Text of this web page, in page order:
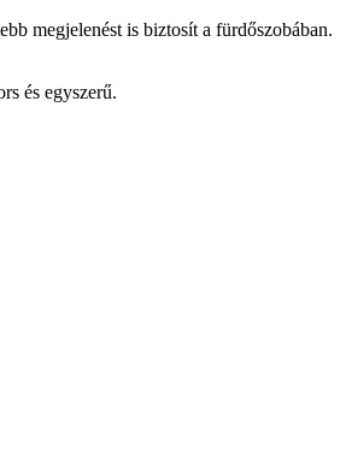
megjelenést is biztosít a fürdőszobában.
és egyszerű.